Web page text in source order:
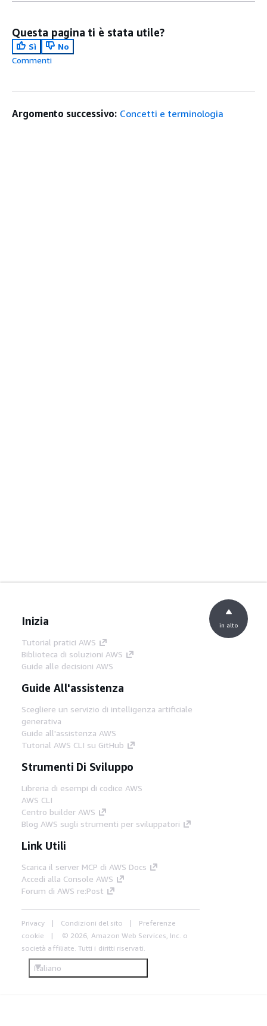
Questa pagina ti è stata utile?
Sì
No
Commenti
Argomento successivo: Concetti e terminologia
Inizia
Tutorial pratici AWS
Biblioteca di soluzioni AWS
Guide alle decisioni AWS
Guide All'assistenza
Scegliere un servizio di intelligenza artificiale
generativa
Guide all'assistenza AWS
Tutorial AWS CLI su GitHub
Strumenti Di Sviluppo
Libreria di esempi di codice AWS
AWS CLI
Centro builder AWS
Blog AWS sugli strumenti per sviluppatori
Link Utili
Scarica il server MCP di AWS Docs
Accedi alla Console AWS
Forum di AWS re:Post
Privacy Condizioni del sito
Preferenze
cookie
© 2026, Amazon Web Services, Inc. o
società affiliate. Tutti i diritti riservati.
Italiano
in alto